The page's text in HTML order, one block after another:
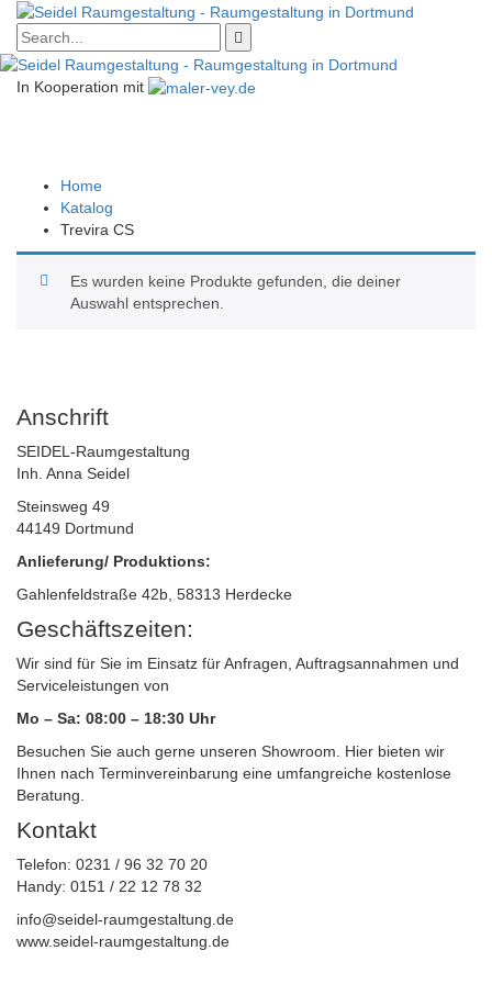
In Kooperation mit
Home
Katalog
Trevira CS
Es wurden keine Produkte gefunden, die deiner
Auswahl entsprechen.
Anschrift
SEIDEL-Raumgestaltung
Inh. Anna Seidel
Steinsweg 49
44149 Dortmund
Anlieferung/ Produktions:
Gahlenfeldstraße 42b, 58313 Herdecke
Geschäftszeiten:
Wir sind für Sie im Einsatz für Anfragen, Auftragsannahmen und
Serviceleistungen von
Mo – Sa: 08:00 – 18:30 Uhr
Besuchen Sie auch gerne unseren Showroom. Hier bieten wir
Ihnen nach Terminvereinbarung eine umfangreiche kostenlose
Beratung.
Kontakt
Telefon: 0231 / 96 32 70 20
Handy: 0151 / 22 12 78 32
info@seidel-raumgestaltung.de
www.seidel-raumgestaltung.de